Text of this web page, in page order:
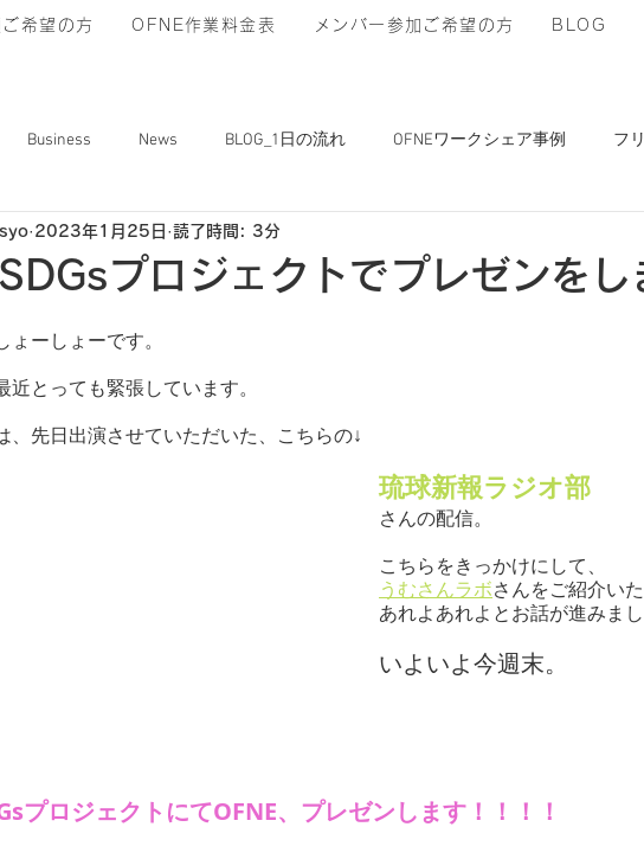
希望の方 OFNE作業料金表 メンバー参加ご希望の方 BLOG
Business News BLOG_1日の流れ OFNEワークシェア事例 フ
船長のぼやき OFNEな毎日
プロジェクトでプレゼンをし
2023年1月25日 読了時間: 3分
ょーしょーです。
近とっても緊張しています。
、先日出演させていただいた、こちらの↓
琉球新報ラジオ部
さんの配信。
こちらをきっかけにして、
うむさんラボさんをご紹介い
あれよあれよとお話が進みま
いよいよ今週末。
プロジェクトにてOFNE、プレゼンします！！！！